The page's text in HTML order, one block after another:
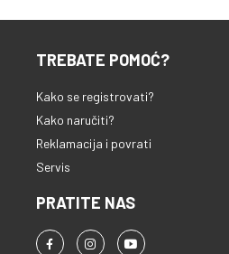
TREBATE POMOĆ?
Kako se registrovati?
Kako naručiti?
Reklamacija i povrati
Servis
PRATITE NAS